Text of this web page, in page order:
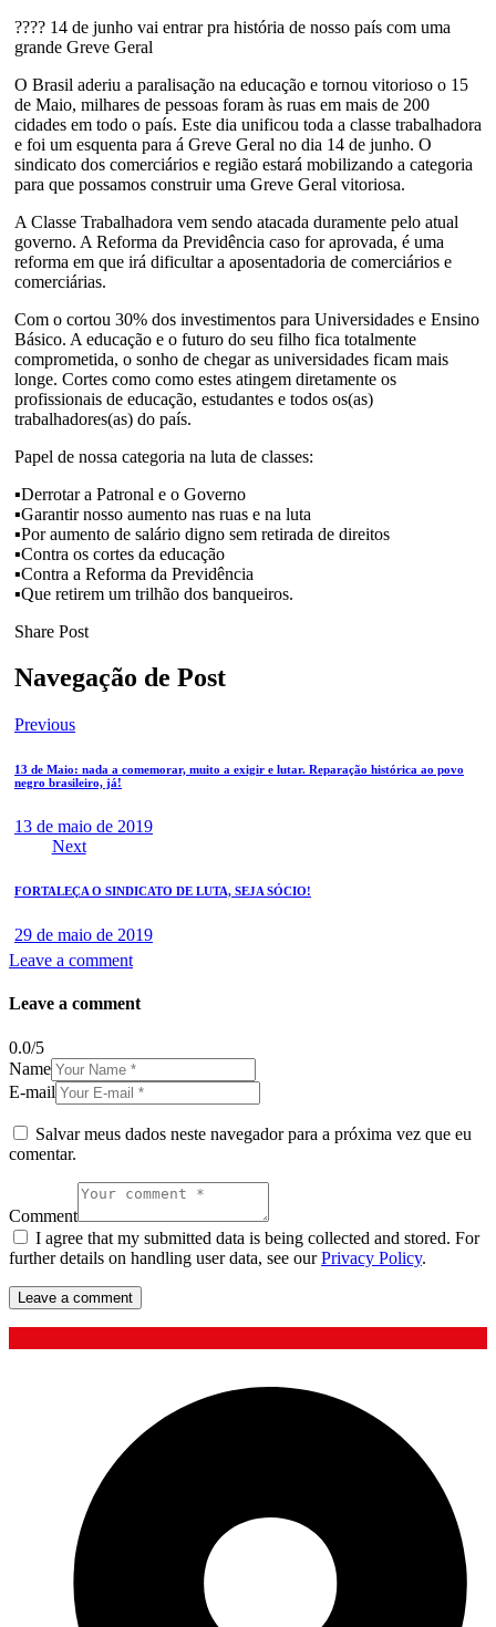
???? 14 de junho vai entrar pra história de nosso país com uma
grande Greve Geral
O Brasil aderiu a paralisação na educação e tornou vitorioso o 15
de Maio, milhares de pessoas foram às ruas em mais de 200
cidades em todo o país. Este dia unificou toda a classe trabalhadora
e foi um esquenta para á Greve Geral no dia 14 de junho. O
sindicato dos comerciários e região estará mobilizando a categoria
para que possamos construir uma Greve Geral vitoriosa.
A Classe Trabalhadora vem sendo atacada duramente pelo atual
governo. A Reforma da Previdência caso for aprovada, é uma
reforma em que irá dificultar a aposentadoria de comerciários e
comerciárias.
Com o cortou 30% dos investimentos para Universidades e Ensino
Básico. A educação e o futuro do seu filho fica totalmente
comprometida, o sonho de chegar as universidades ficam mais
longe. Cortes como como estes atingem diretamente os
profissionais de educação, estudantes e todos os(as)
trabalhadores(as) do país.
Papel de nossa categoria na luta de classes:
▪Derrotar a Patronal e o Governo
▪Garantir nosso aumento nas ruas e na luta
▪Por aumento de salário digno sem retirada de direitos
▪Contra os cortes da educação
▪Contra a Reforma da Previdência
▪Que retirem um trilhão dos banqueiros.
Share Post
Navegação de Post
Previous
13 de Maio: nada a comemorar, muito a exigir e lutar. Reparação histórica ao povo
negro brasileiro, já!
13 de maio de 2019
Next
FORTALEÇA O SINDICATO DE LUTA, SEJA SÓCIO!
29 de maio de 2019
Leave a comment
Leave a comment
0.0/5
Name
E-mail
Salvar meus dados neste navegador para a próxima vez que eu
comentar.
Comment
I agree that my submitted data is being collected and stored. For
further details on handling user data, see ourPrivacy Policy.